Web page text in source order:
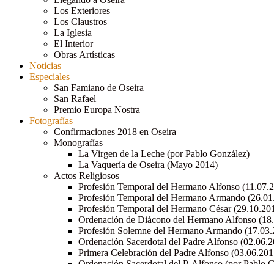
Los Exteriores
Los Claustros
La Iglesia
El Interior
Obras Artísticas
Noticias
Especiales
San Famiano de Oseira
San Rafael
Premio Europa Nostra
Fotografías
Confirmaciones 2018 en Oseira
Monografías
La Virgen de la Leche (por Pablo González)
La Vaquería de Oseira (Mayo 2014)
Actos Religiosos
Profesión Temporal del Hermano Alfonso
Profesión Temporal del Hermano Armando
Profesión Temporal del Hermano César
Ordenación de Diácono del Hermano Alfonso
Profesión Solemne del Hermano Armando
Ordenación Sacerdotal del Padre Alfonso
Primera Celebración del Padre Alfonso